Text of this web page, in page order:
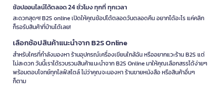
ช้อปออนไลน์ได้ตลอด 24 ชั่วโมง ทุกที่ ทุกเวลา
สะดวกสุดๆ! B2S online เปิดให้คุณช้อปได้ตลอดวันตลอดคืน อยากได้อะไร แค่คลิก
ก็รอรับสินค้าที่บ้านได้เลย!
เลือกช้อปสินค้าแนะนำจาก B2S Online
สำหรับใครที่กำลังมองหา ร้านอุปกรณ์เครื่องเขียนใกล้ฉัน หรืออยากแวะร้าน B2S แต่
ไม่สะดวก วันนี้เราได้รวบรวมสินค้าแนะนำจาก B2S Online มาให้คุณเลือกสรรได้ง่ายๆ
พร้อมตอบโจทย์ทุกไลฟ์สไตล์ ไม่ว่าคุณจะมองหา ร้านขายหนังสือ หรือสินค้าอื่นๆ
ก็ตาม